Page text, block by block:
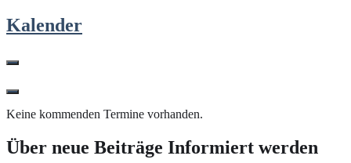
Kalender
Keine kommenden Termine vorhanden.
Über neue Beiträge Informiert werden